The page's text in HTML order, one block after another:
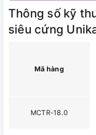
Thông số kỹ
siêu cứng
Mã hàng
MCTR-18.0